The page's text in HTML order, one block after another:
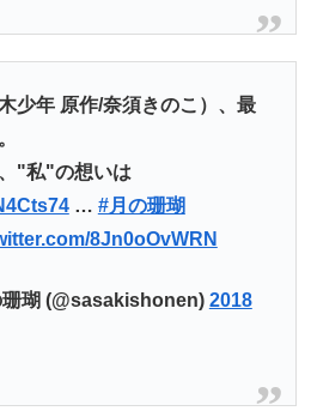
少年 原作/奈須きのこ）、最
"私"の想いは
… #月の珊瑚
8Jn0oOvWRN
瑚 (@sasakishonen) 2018